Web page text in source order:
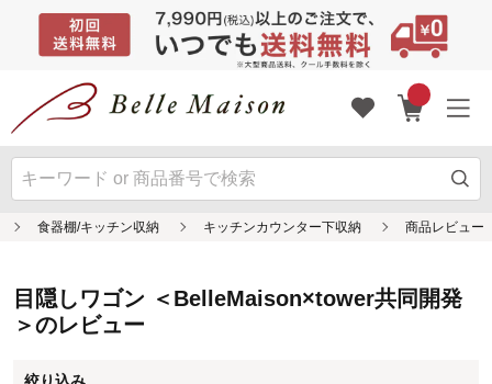
目隠しワゴン ＜BelleMaison×tower共同開発
＞のレビュー